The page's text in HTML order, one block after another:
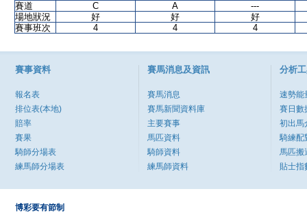
賽道
C A
---
場地狀況
好 好
好
賽事班次
4 4 4
賽事資料
報名表
排位表(本地)
賠率
賽果
騎師分場表
練馬師分場表
賽馬消息及資訊
賽馬消息
賽馬新聞資料庫
主要賽事
馬匹資料
騎師資料
練馬師資料
分析
速勢能
賽日數
初出馬
騎練配
馬匹搬
貼士指
博彩要有節制